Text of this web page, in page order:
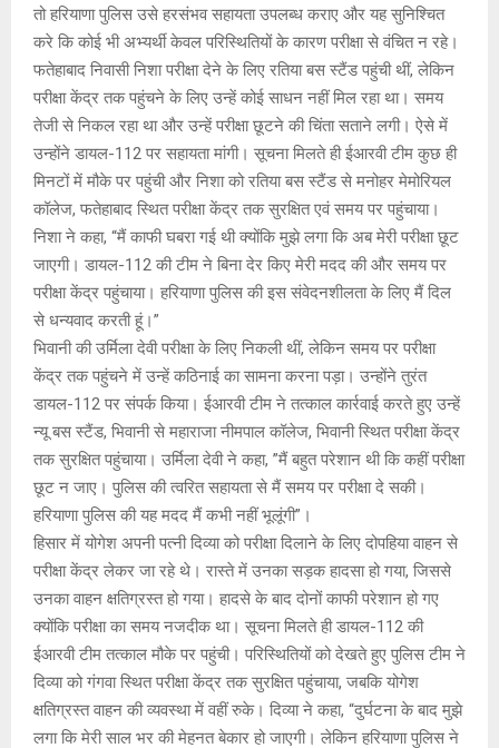
तो हरियाणा पुलिस उसे हरसंभव सहायता उपलब्ध कराए और यह सुनिश्चित
करे कि कोई भी अभ्यर्थी केवल परिस्थितियों के कारण परीक्षा से वंचित न रहे।
फतेहाबाद निवासी निशा परीक्षा देने के लिए रतिया बस स्टैंड पहुंची थीं, लेकिन
परीक्षा केंद्र तक पहुंचने के लिए उन्हें कोई साधन नहीं मिल रहा था। समय
तेजी से निकल रहा था और उन्हें परीक्षा छूटने की चिंता सताने लगी। ऐसे में
उन्होंने डायल-112 पर सहायता मांगी। सूचना मिलते ही ईआरवी टीम कुछ ही
मिनटों में मौके पर पहुंची और निशा को रतिया बस स्टैंड से मनोहर मेमोरियल
कॉलेज, फतेहाबाद स्थित परीक्षा केंद्र तक सुरक्षित एवं समय पर पहुंचाया।
निशा ने कहा, “मैं काफी घबरा गई थी क्योंकि मुझे लगा कि अब मेरी परीक्षा छूट
जाएगी। डायल-112 की टीम ने बिना देर किए मेरी मदद की और समय पर
परीक्षा केंद्र पहुंचाया। हरियाणा पुलिस की इस संवेदनशीलता के लिए मैं दिल
से धन्यवाद करती हूं।”
भिवानी की उर्मिला देवी परीक्षा के लिए निकली थीं, लेकिन समय पर परीक्षा
केंद्र तक पहुंचने में उन्हें कठिनाई का सामना करना पड़ा। उन्होंने तुरंत
डायल-112 पर संपर्क किया। ईआरवी टीम ने तत्काल कार्रवाई करते हुए उन्हें
न्यू बस स्टैंड, भिवानी से महाराजा नीमपाल कॉलेज, भिवानी स्थित परीक्षा केंद्र
तक सुरक्षित पहुंचाया। उर्मिला देवी ने कहा, ”मैं बहुत परेशान थी कि कहीं परीक्षा
छूट न जाए। पुलिस की त्वरित सहायता से मैं समय पर परीक्षा दे सकी।
हरियाणा पुलिस की यह मदद मैं कभी नहीं भूलूंगी”।
हिसार में योगेश अपनी पत्नी दिव्या को परीक्षा दिलाने के लिए दोपहिया वाहन से
परीक्षा केंद्र लेकर जा रहे थे। रास्ते में उनका सड़क हादसा हो गया, जिससे
उनका वाहन क्षतिग्रस्त हो गया। हादसे के बाद दोनों काफी परेशान हो गए
क्योंकि परीक्षा का समय नजदीक था। सूचना मिलते ही डायल-112 की
ईआरवी टीम तत्काल मौके पर पहुंची। परिस्थितियों को देखते हुए पुलिस टीम ने
दिव्या को गंगवा स्थित परीक्षा केंद्र तक सुरक्षित पहुंचाया, जबकि योगेश
क्षतिग्रस्त वाहन की व्यवस्था में वहीं रुके। दिव्या ने कहा, “दुर्घटना के बाद मुझे
लगा कि मेरी साल भर की मेहनत बेकार हो जाएगी। लेकिन हरियाणा पुलिस ने